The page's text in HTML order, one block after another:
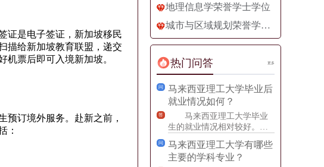
是电子签证，新加坡移民
描给新加坡教育联盟，递交
票后即可入境新加坡。
订境外服务。赴新之前，
：
地理信息学荣誉学士学位
城市与区域规划荣誉学士学位
热门问答
问
马来西亚理工大学毕业后
就业情况如何？
答
马来西亚理工大学毕业
生的就业情况相对较好。学
育，鼓励学生在校期间积累
实践经
问
马来西亚理工大学有哪些
主要的学科专业？
更多